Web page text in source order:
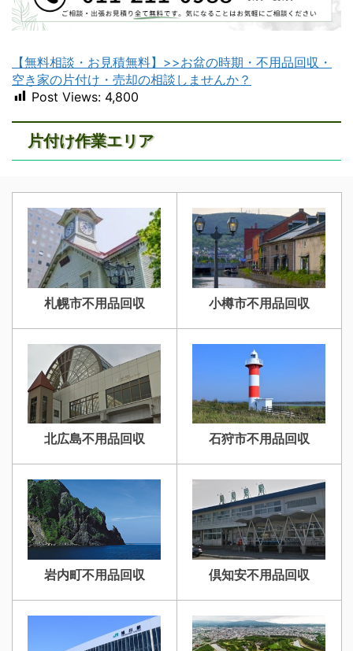
苫小牧不用品回収 室蘭不用品回収
江別不用品回収 岩見沢不用品回収
滝川不用品回収 新十津川不用品回収
砂川不用品回収 帯広・十勝不用品回収
登別不用品回収 伊達市不用品回収
【無料相談・お見積無料】>>お盆の時期・不用品回収・
空き家の片付け・売却の相談しませんか？
Post Views: 4,800
片付け作業エリア
札幌市不用品回収 小樽市不用品回収
北広島不用品回収 石狩市不用品回収
岩内町不用品回収 倶知安不用品回収